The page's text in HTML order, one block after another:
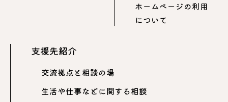
ホームページの利用
について
支援先紹介
交流拠点と相談の場
生活や仕事などに関する相談